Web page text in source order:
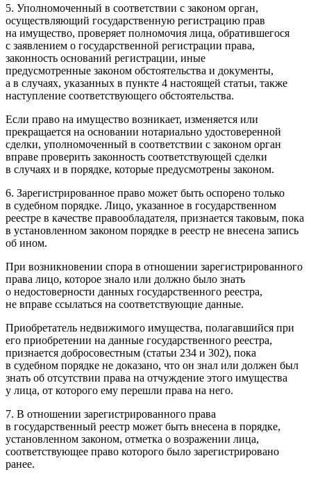
5. Уполномоченный в соответствии с законом орган,
осуществляющий государственную регистрацию прав
на имущество, проверяет полномочия лица, обратившегося
с заявлением о государственной регистрации права,
законность оснований регистрации, иные
предусмотренные законом обстоятельства и документы,
а в случаях, указанных в пункте 4 настоящей статьи, также
наступление соответствующего обстоятельства.
Если право на имущество возникает, изменяется или
прекращается на основании нотариально удостоверенной
сделки, уполномоченный в соответствии с законом орган
вправе проверить законность соответствующей сделки
в случаях и в порядке, которые предусмотрены законом.
6. Зарегистрированное право может быть оспорено только
в судебном порядке. Лицо, указанное в государственном
реестре в качестве правообладателя, признается таковым, пока
в установленном законом порядке в реестр не внесена запись
об ином.
При возникновении спора в отношении зарегистрированного
права лицо, которое знало или должно было знать
о недостоверности данных государственного реестра,
не вправе ссылаться на соответствующие данные.
Приобретатель недвижимого имущества, полагавшийся при
его приобретении на данные государственного реестра,
признается добросовестным (статьи 234 и 302), пока
в судебном порядке не доказано, что он знал или должен был
знать об отсутствии права на отчуждение этого имущества
у лица, от которого ему перешли права на него.
7. В отношении зарегистрированного права
в государственный реестр может быть внесена в порядке,
установленном законом, отметка о возражении лица,
соответствующее право которого было зарегистрировано
ранее.